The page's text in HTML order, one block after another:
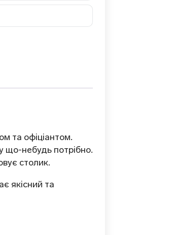
та офіціантом.
що-небудь потрібно.
столик.
якісний та